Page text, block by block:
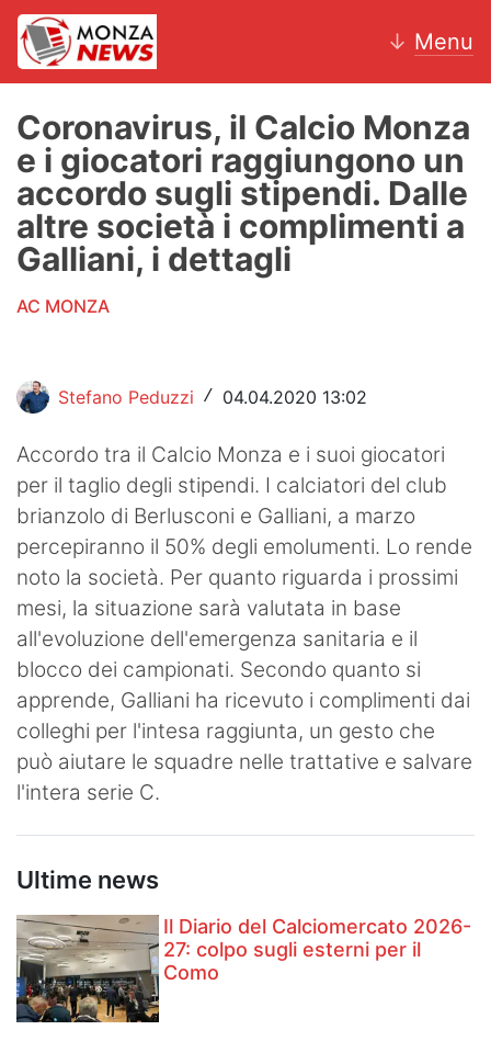
↓ Menu
News
AC Monza
Calcio
Volley
Altri sport
Hockey
Pallanuoto
Pallamano
Altre
News
Turismo
Coronavirus, il Calcio Monza
e i giocatori raggiungono un
accordo sugli stipendi. Dalle
altre società i complimenti a
Galliani, i dettagli
AC MONZA
Stefano Peduzzi / 04.04.2020 13:02
Accordo tra il Calcio Monza e i suoi giocatori
per il taglio degli stipendi. I calciatori del club
brianzolo di Berlusconi e Galliani, a marzo
percepiranno il 50% degli emolumenti. Lo rende
noto la società. Per quanto riguarda i prossimi
mesi, la situazione sarà valutata in base
all'evoluzione dell'emergenza sanitaria e il
blocco dei campionati. Secondo quanto si
apprende, Galliani ha ricevuto i complimenti dai
colleghi per l'intesa raggiunta, un gesto che
può aiutare le squadre nelle trattative e salvare
l'intera serie C.
Ultime news
Il Diario del Calciomercato 2026-
27: colpo sugli esterni per il
Como